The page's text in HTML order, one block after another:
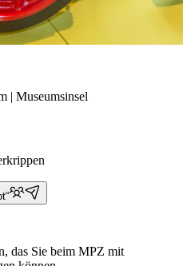
| Museumsinsel
das Sie beim MPZ mit